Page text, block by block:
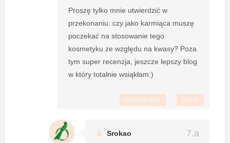
Proszę tylko mnie utwierdzić w
przekonaniu: czy jako karmiąca muszę
poczekać na stosowanie tego
kosmetyku ze względu na kwasy? Poza
tym super recenzja, jeszcze lepszy blog
w który totalnie wsiąkłam:)
Odpowiedz Usuń
Srokao